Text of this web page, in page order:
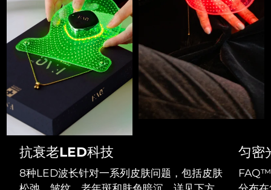
抗衰老LED科技
8种LED波长针对一系列皮肤问题，包括皮肤
匀密
FAQ™
FAQ™护肤品
All FAQ™ skincare
FAQ™产品
All anti-aging treatments
FAQ™护肤品
All FAQ™ skincare
FAQ™产品
All LED treatments
FAQ™产品
All hair treatments
FAQ™ skincare
All FAQ™ skincare
FAQ™ products
All toning treatments
脱毛
PEACH™ 2 Pro Max
Professional IPL hair removal device
PEACH™ 2
IPL hair removal
PEACH™ 2 go
Travel-friendly IPL hair removal
BEAR™ 2 body
Microcurrent body toning
LUNA™ 4 body
Massaging body brush
SUPERCHARGED™ serum
Firming body serum
痘肌护理
ESPADA™ 2 plus
Recurring acne LED therapy
ESPADA™ 2
Acne treatment device
眼部护理
BEAR™ 2 eyes & lips
Microcurrent line smoothing device
IRIS™ 2
Rejuvenating eye massager
毛孔护理
KIWI™ derma
LUNA™ 4 hair
NEW
预计送达日期8/8/26
法属波利尼西亚 预计送达日期8/12/26
德国 预计送达日期 8/8/26
直布罗陀 预计送达日期8/12/26
希腊 预计送达日期8/8/26
中国香港特别行政区 8/9/26
匈牙利 预计送达日期 8/8/26